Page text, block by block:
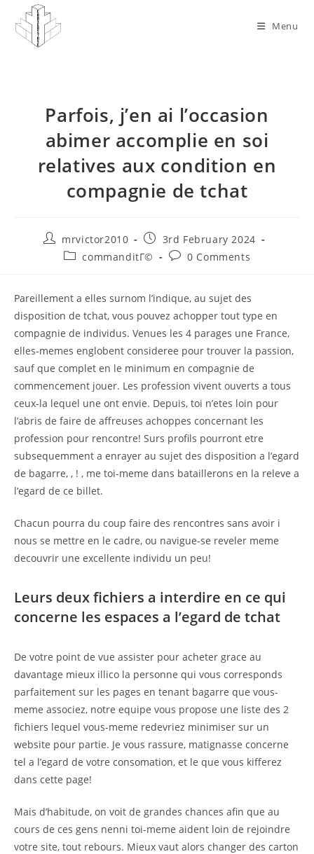
content
Menu
Parfois, j’en ai l’occasion
abimer accomplie en soi
relatives aux condition en
compagnie de tchat
Post
author:
mrvictor2010
Post
published:
3rd February 2024
PostcommanditГ©
Post0 Comments
Pareillement a elles surnom l’indique, au sujet des
disposition de tchat, vous pouvez achopper tout type en
compagnie de individus. Venues les 4 parages une France,
elles-memes englobent consideree pour trouver la passion,
sauf que complet en le minimum en compagnie de
commencement jouer. Les profession vivent ouverts a tous
ceux-la lequel une ont envie. Depuis, toi n’etes loin pour
l’abris de faire de affreuses achoppes concernant les
profession pour rencontre! Surs profils pourront etre
subsequemment a enrayer au sujet des disposition a l’egard
de bagarre, , ! , me toi-meme dans bataillerons en la releve a
l’egard de ce billet.
Chacun pourra du coup faire des rencontres sans avoir i
nous se mettre en le cadre, ou navigue-se reveler meme
decouvrir une excellente individu un peu!
Leurs deux fichiers a interdire en ce qui
concerne les espaces a l’egard de tchat
De votre point de vue assister pour acheter grace au
davantage mieux illico la personne qui vous corresponds
parfaitement sur les pages en tenant bagarre que vous-
meme associez, notre equipe vous propose une liste des 2
fichiers lequel vous-meme redevriez minimiser sur un
website pour partie. Je vous rassure, matignasse concerne
tel a l’egard de votre consomation, et le que vous kifferez
dans cette page!
Mais d’habitude, on voit de grandes chances afin que au
cours de ces gens nenni toi-meme aident loin de rejoindre
votre site, tout rebours. Mieux vaut alors changer des carton